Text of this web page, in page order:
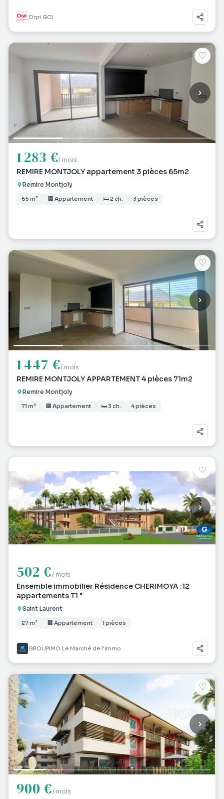
Orpi GCI
♡
1 283 €/ mois
REMIRE MONTJOLY appartement 3 pièces 65m2
Remire Montjoly
65 m² 🏢 Appartement 🛏 2 ch. 3 pièces
♡
1 447 €/ mois
REMIRE MONTJOLY APPARTEMENT 4 pièces 71m2
Remire Montjoly
71 m² 🏢 Appartement 🛏 3 ch. 4 pièces
♡
502 €/ mois
Ensemble immobilier Résidence CHERIMOYA :12
appartements T1 "
Saint Laurent
27 m² 🏢 Appartement 1 pièces
GROUPIMO Le Marché de l'Immo
♡
900 €/ mois